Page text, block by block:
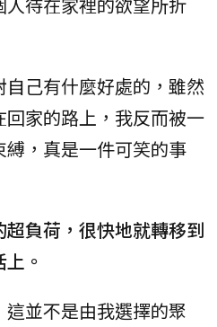
己有什麼好處的，雖然
家的路上，我反而被一
，真是一件可笑的事
負荷，很快地就轉移到
。
並不是由我選擇的聚